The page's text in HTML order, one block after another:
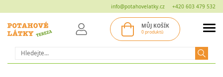
info@potahovelatky.cz +420 603 479 532
Hledat
MŮJ KOŠÍK
0 produktů